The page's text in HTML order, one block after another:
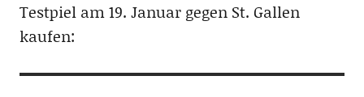
Testpiel am 19. Januar gegen St. Gallen
kaufen: